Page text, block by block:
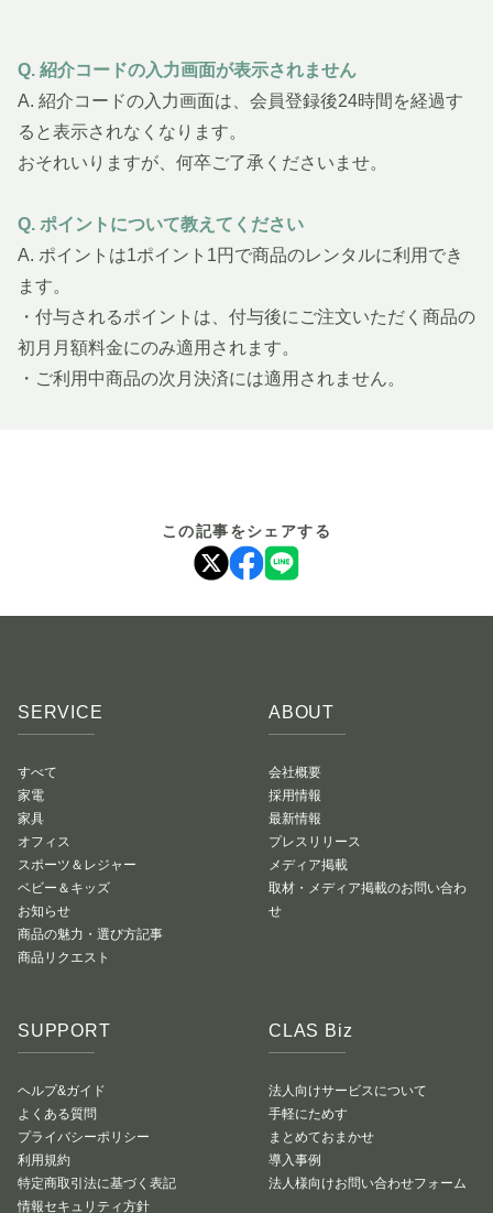
Q. 紹介コードの入力画面が表示されません
A. 紹介コードの入力画面は、会員登録後24時間を経過す
ると表示されなくなります。
おそれいりますが、何卒ご了承くださいませ。
Q. ポイントについて教えてください
A. ポイントは1ポイント1円で商品のレンタルに利用でき
ます。
・付与されるポイントは、付与後にご注文いただく商品の
初月月額料金にのみ適用されます。
・ご利用中商品の次月決済には適用されません。
この記事をシェアする
SERVICE
すべて
家電
家具
オフィス
スポーツ＆レジャー
ベビー＆キッズ
お知らせ
商品の魅力・選び方記事
商品リクエスト
ABOUT
会社概要
採用情報
最新情報
プレスリリース
メディア掲載
取材・メディア掲載のお問い合わ
せ
SUPPORT
ヘルプ&ガイド
よくある質問
プライバシーポリシー
利用規約
特定商取引法に基づく表記
情報セキュリティ方針
CLAS Biz
法人向けサービスについて
手軽にためす
まとめておまかせ
導入事例
法人様向けお問い合わせフォーム